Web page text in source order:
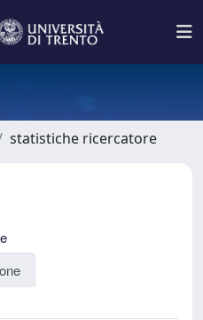
statistiche ricercatore